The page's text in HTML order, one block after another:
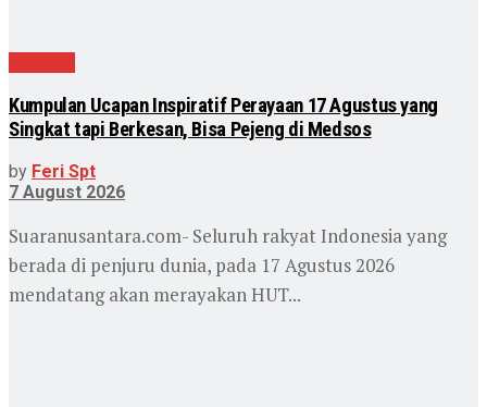
Kumpulan Ucapan Inspiratif Perayaan 17 Agustus yang
Singkat tapi Berkesan, Bisa Pejeng di Medsos
by Feri Spt
7 August 2026
Suaranusantara.com- Seluruh rakyat Indonesia yang
berada di penjuru dunia, pada 17 Agustus 2026
mendatang akan merayakan HUT...